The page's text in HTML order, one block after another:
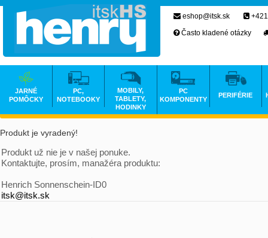
Produkt je vyradený!
Produkt už nie je v našej ponuke.
Kontaktujte, prosím, manažéra produktu:
Henrich Sonnenschein-ID0
itsk@itsk.sk
eshop@itsk.sk
Často kladené otázky
JARNÉ
POMÔCKY
PC,
NOTEBOOKY
MOBILY,
TABLETY,
HODINKY
PC
KOMPONENTY
PERIFÉRIE